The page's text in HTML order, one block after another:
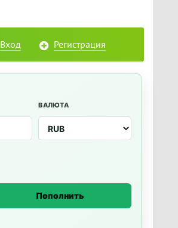
Вход Регистрация
ВАЛЮТА
Пополнить